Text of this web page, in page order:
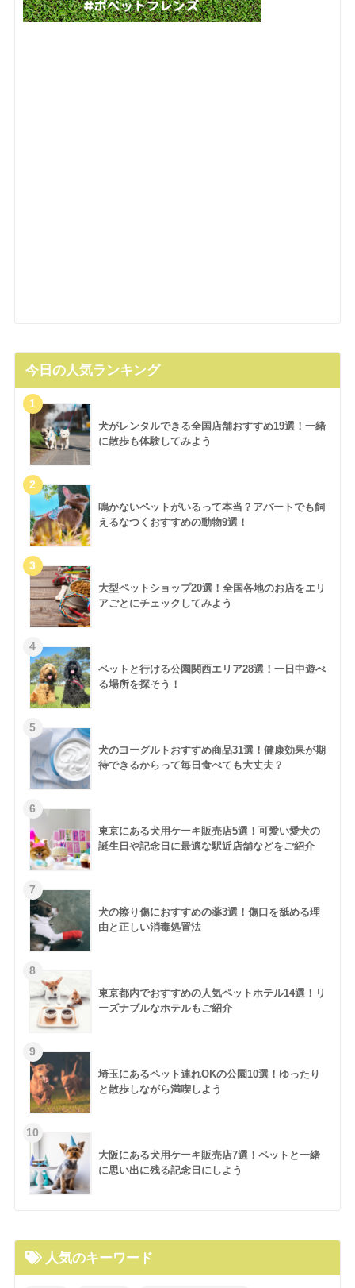
今日の人気ランキング
犬がレンタルできる全国店舗おすすめ19選！一緒
に散歩も体験してみよう
鳴かないペットがいるって本当？アパートでも飼
えるなつくおすすめの動物9選！
大型ペットショップ20選！全国各地のお店をエリ
アごとにチェックしてみよう
ペットと行ける公園関西エリア28選！一日中遊べ
る場所を探そう！
犬のヨーグルトおすすめ商品31選！健康効果が期
待できるからって毎日食べても大丈夫？
東京にある犬用ケーキ販売店5選！可愛い愛犬の
誕生日や記念日に最適な駅近店舗などをご紹介
犬の擦り傷におすすめの薬3選！傷口を舐める理
由と正しい消毒処置法
東京都内でおすすめの人気ペットホテル14選！リ
ーズナブルなホテルもご紹介
埼玉にあるペット連れOKの公園10選！ゆったり
と散歩しながら満喫しよう
大阪にある犬用ケーキ販売店7選！ペットと一緒
に思い出に残る記念日にしよう
人気のキーワード